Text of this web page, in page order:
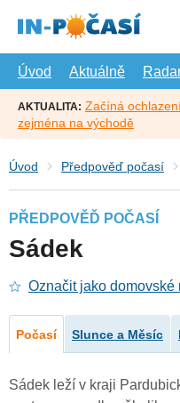
hlavní
Úvod
Aktuálně
AKTUALITA: Začíná
zejména na východě
Úvod Předpověď počasí
PŘEDPOVĚĎ POČASÍ
Sádek
Označit jako domovské
Počasí Slunce a Měsíc
Sádek leží v kraji